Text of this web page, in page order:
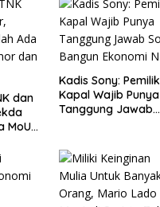
dan
MoU
Kadis Sony: Pemilik
Kapal Wajib Punya
Tanggung Jawab